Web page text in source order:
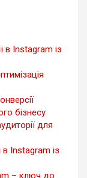
в Instagram із
бізнесу
для
Instagram із
– ключ до